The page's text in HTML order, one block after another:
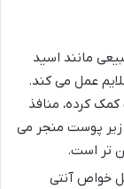
مانند اسید
عمل می کند.
کرده، منافذ
زیر پوست منجر می
تر است.
خواص آنتی